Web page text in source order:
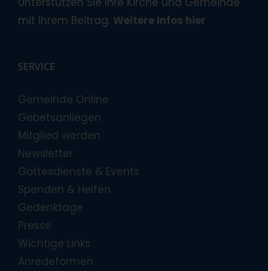
mit Ihrem Beitrag. Weitere Infos hier
SERVICE
Gemeinde Online
Gebetsanliegen
Mitglied werden
Newsletter
Gottesdienste & Events
Spenden & Helfen
Gedenktage
Presse
Wichtige Links
Anredeformen